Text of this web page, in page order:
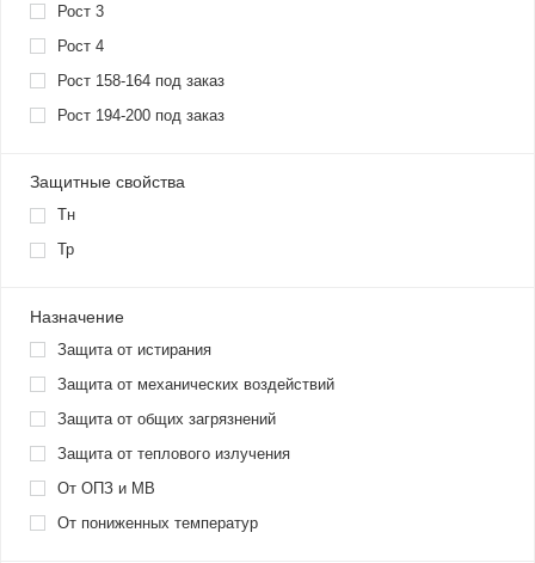
Рост 3
Рост 4
Рост 158-164 под заказ
Рост 194-200 под заказ
Защитные свойства
Тн
Тр
Назначение
Защита от истирания
Защита от механических воздействий
Защита от общих загрязнений
Защита от теплового излучения
От ОПЗ и МВ
От пониженных температур